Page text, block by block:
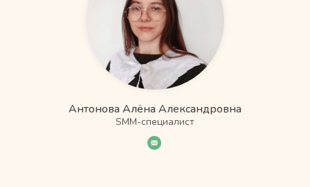
Антонова Алёна Александровна
SMM-специалист